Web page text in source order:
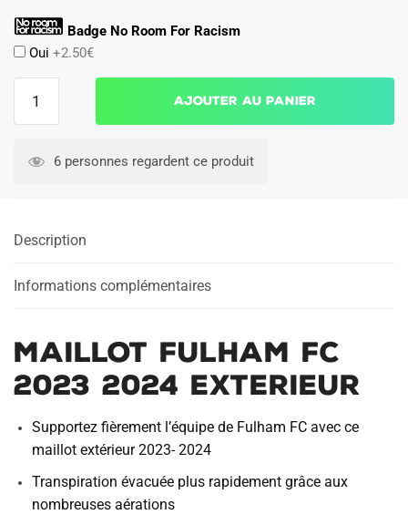
Badge No Room For Racism
Oui +2.50€
Fulham
Exterieur
Ajouter au panier
6 personnes regardent ce produit
Description
Informations complémentaires
Maillot Fulham FC
2023 2024 Exterieur
Supportez fièrement l’équipe de Fulham FC avec ce
maillot extérieur 2023- 2024
Transpiration évacuée plus rapidement grâce aux
nombreuses aérations